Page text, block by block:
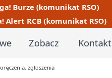
Burze (komunikat RSO)
Alert RCB (komunikat RSO)
Zobacz Kontakt
zgłoszenia